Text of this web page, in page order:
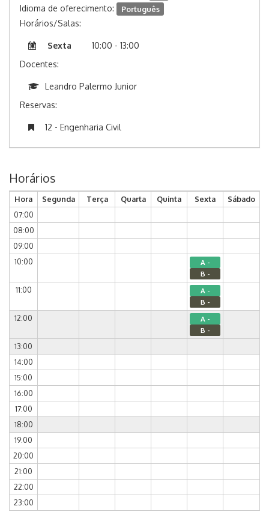
Idioma de oferecimento: Português
Horários/Salas:
Sexta
10:00 - 13:00
Docentes:
Leandro Palermo Junior
Reservas:
12 - Engenharia Civil
Horários
Hora Segunda Terça Quarta Quinta Sexta
Sábado
07:00
08:00
09:00
10:00
A -
B -
11:00
A -
B -
12:00
A -
B -
13:00
14:00
15:00
16:00
17:00
18:00
19:00
20:00
21:00
22:00
23:00